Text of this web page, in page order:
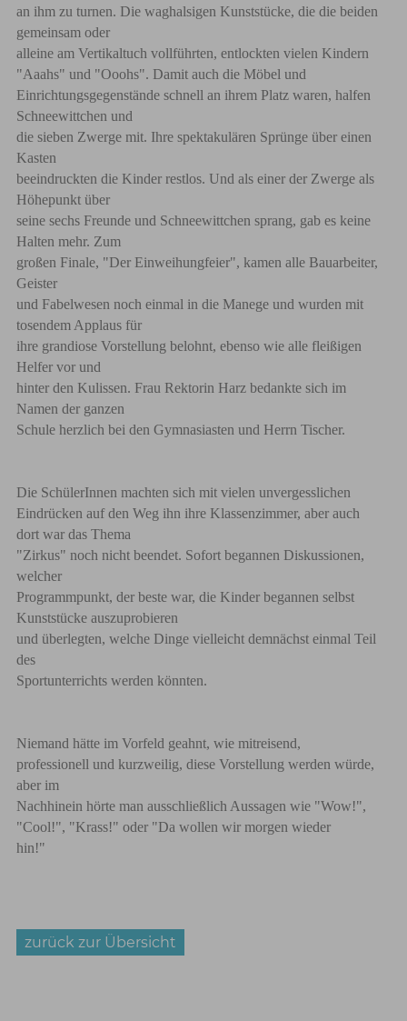
an ihm zu turnen. Die waghalsigen Kunststücke, die die beiden
gemeinsam oder
alleine am Vertikaltuch vollführten, entlockten vielen Kindern
"Aaahs" und "Ooohs". Damit auch die Möbel und
Einrichtungsgegenstände schnell an ihrem Platz waren, halfen
Schneewittchen und
die sieben Zwerge mit. Ihre spektakulären Sprünge über einen
Kasten
beeindruckten die Kinder restlos. Und als einer der Zwerge als
Höhepunkt über
seine sechs Freunde und Schneewittchen sprang, gab es keine
Halten mehr. Zum
großen Finale, "Der Einweihungfeier", kamen alle Bauarbeiter,
Geister
und Fabelwesen noch einmal in die Manege und wurden mit
tosendem Applaus für
ihre grandiose Vorstellung belohnt, ebenso wie alle fleißigen
Helfer vor und
hinter den Kulissen. Frau Rektorin Harz bedankte sich im
Namen der ganzen
Schule herzlich bei den Gymnasiasten und Herrn Tischer.
Die SchülerInnen machten sich mit vielen unvergesslichen
Eindrücken auf den Weg ihn ihre Klassenzimmer, aber auch
dort war das Thema
"Zirkus" noch nicht beendet. Sofort begannen Diskussionen,
welcher
Programmpunkt, der beste war, die Kinder begannen selbst
Kunststücke auszuprobieren
und überlegten, welche Dinge vielleicht demnächst einmal Teil
des
Sportunterrichts werden könnten.
Niemand hätte im Vorfeld geahnt, wie mitreisend,
professionell und kurzweilig, diese Vorstellung werden würde,
aber im
Nachhinein hörte man ausschließlich Aussagen wie "Wow!",
"Cool!", "Krass!" oder "Da wollen wir morgen wieder
hin!"
zurück zur Übersicht